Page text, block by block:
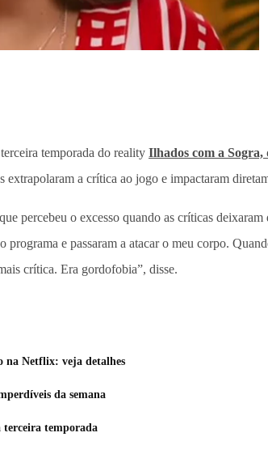
temporada do reality Ilhados com a
a crítica ao jogo e impactaram
percebeu o excesso quando as críticas
programa e passaram a atacar o meu corpo.
crítica. Era gordofobia”, disse.
na Netflix: veja detalhes
da semana
terceira temporada